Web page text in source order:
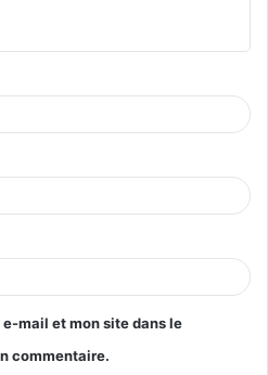
mail et mon site dans le
commentaire.